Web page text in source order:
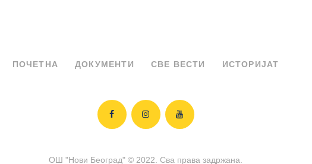
ПОЧЕТНА ДОКУМЕНТИ СВЕ ВЕСТИ ИСТОРИЈАТ
ОШ "Нови Београд" © 2022. Сва права задржана.